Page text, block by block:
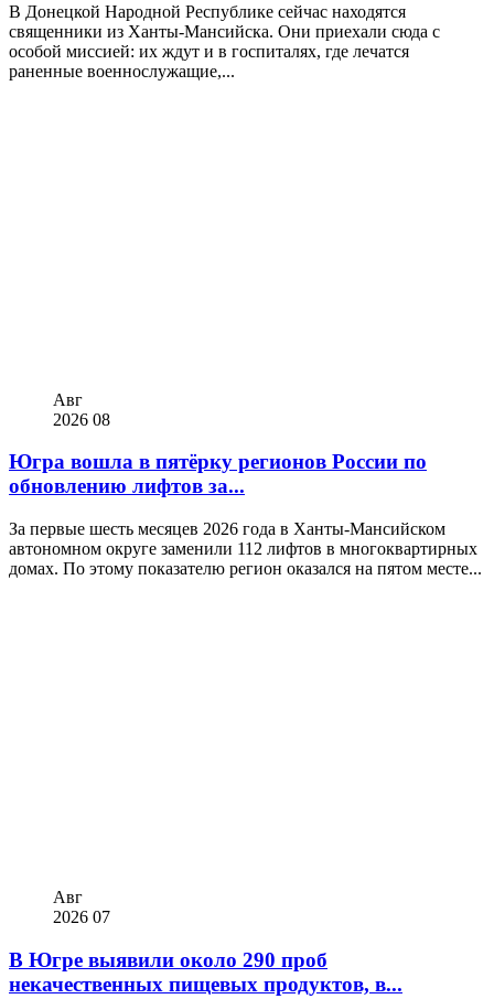
В Донецкой Народной Республике сейчас находятся
священники из Ханты-Мансийска. Они приехали сюда с
особой миссией: их ждут и в госпиталях, где лечатся
раненные военнослужащие,...
Авг
2026 08
Югра вошла в пятёрку регионов России по
обновлению лифтов за...
За первые шесть месяцев 2026 года в Ханты-Мансийском
автономном округе заменили 112 лифтов в многоквартирных
домах. По этому показателю регион оказался на пятом месте...
Авг
2026 07
В Югре выявили около 290 проб
некачественных пищевых продуктов, в...